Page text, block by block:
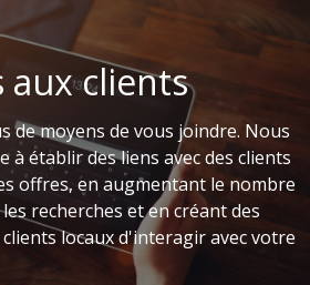
aux clients
de moyens de vous joindre. Nous
établir des liens avec des clients
offres, en augmentant le nombre
recherches et en créant des
locaux d'interagir avec votre